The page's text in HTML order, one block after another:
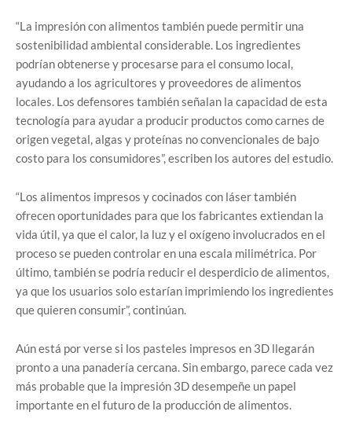
“La impresión con alimentos también puede permitir una
sostenibilidad ambiental considerable. Los ingredientes
podrían obtenerse y procesarse para el consumo local,
ayudando a los agricultores y proveedores de alimentos
locales. Los defensores también señalan la capacidad de esta
tecnología para ayudar a producir productos como carnes de
origen vegetal, algas y proteínas no convencionales de bajo
costo para los consumidores”, escriben los autores del estudio.
“Los alimentos impresos y cocinados con láser también
ofrecen oportunidades para que los fabricantes extiendan la
vida útil, ya que el calor, la luz y el oxígeno involucrados en el
proceso se pueden controlar en una escala milimétrica. Por
último, también se podría reducir el desperdicio de alimentos,
ya que los usuarios solo estarían imprimiendo los ingredientes
que quieren consumir”, continúan.
Aún está por verse si los pasteles impresos en 3D llegarán
pronto a una panadería cercana. Sin embargo, parece cada vez
más probable que la impresión 3D desempeñe un papel
importante en el futuro de la producción de alimentos.